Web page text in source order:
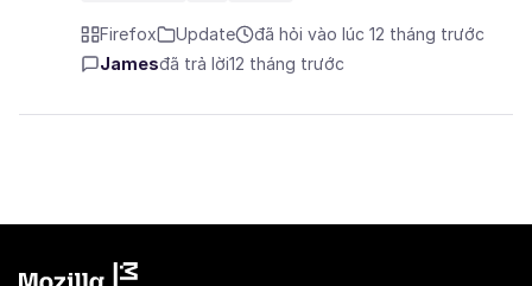
Firefox Update
đã hỏi vào lúc 12 tháng trước
Jamesđã trả lời12 tháng trước